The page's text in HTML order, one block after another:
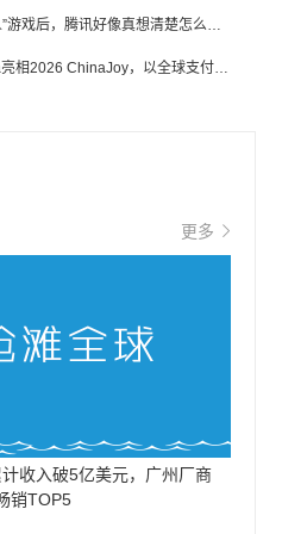
推出多款“神人”游戏后，腾讯好像真想清楚怎么做二次元了
PayPal China亮相2026 ChinaJoy，以全球支付能力助力中国游戏企业深化全球运营
更多
计收入破5亿美元，广州厂商
销TOP5